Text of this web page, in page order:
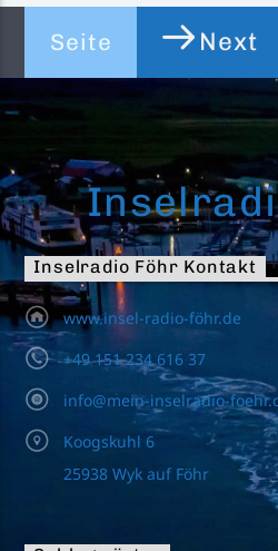
Seite Next
Inselradio Föhr Kontakt
www.insel-radio-föhr.de
+49 151 234 616 37
info@mein-inselradio-
Koogskuhl 6
25938 Wyk auf Föhr